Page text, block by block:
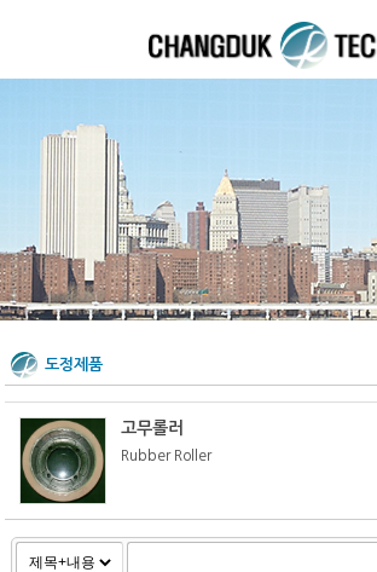
도정제품
고무롤러
Rubber Roller